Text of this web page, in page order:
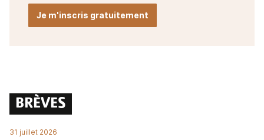
Je m'inscris gratuitement
BRÈVES
31 juillet 2026